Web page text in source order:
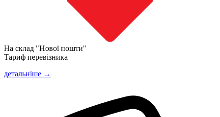
На склад "Нової пошти"
Тариф перевізника
детальніше →